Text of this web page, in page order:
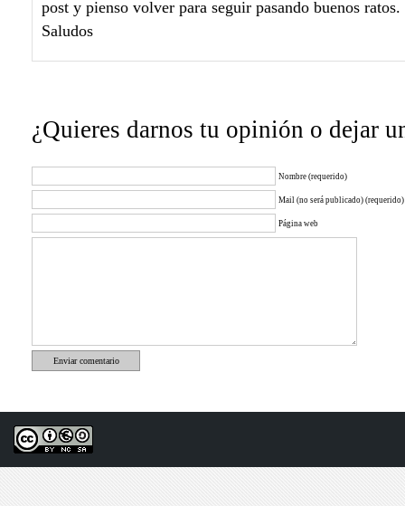
post y pienso volver para seguir pasando buenos ratos.
Saludos
¿Quieres darnos tu opinión o dejar
Nombre (requerido)
Mail (no será publicado) (requerido)
Página web
Enviar comentario